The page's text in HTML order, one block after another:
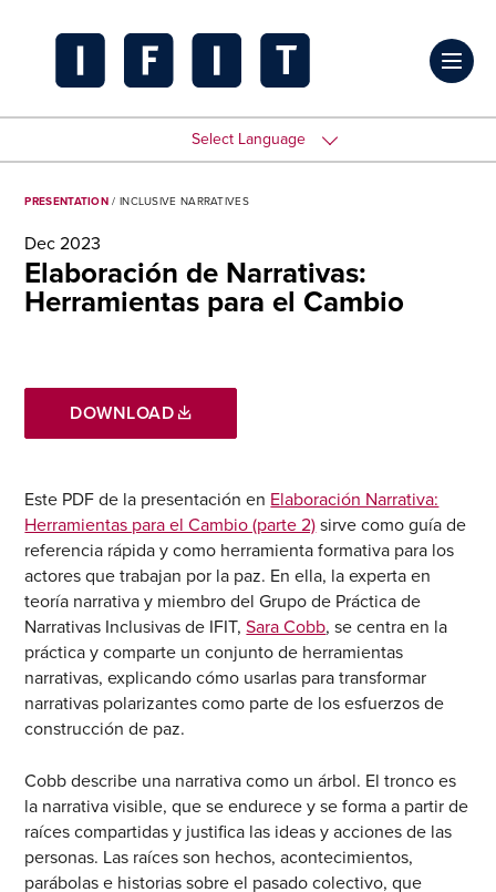
content
Logo
Click
Select Language
PRESENTATION / INCLUSIVE NARRATIVES
Dec 2023
Elaboración de Narrativas:
Herramientas para el Cambio
DOWNLOAD
Este PDF de la presentación en Elaboración Narrativa:
Herramientas para el Cambio (parte 2) sirve como guía de
referencia rápida y como herramienta formativa para los
actores que trabajan por la paz. En ella, la experta en
teoría narrativa y miembro del Grupo de Práctica de
Narrativas Inclusivas de IFIT,Sara Cobb, se centra en la
práctica y comparte un conjunto de herramientas
narrativas, explicando cómo usarlas para transformar
narrativas polarizantes como parte de los esfuerzos de
construcción de paz.
Cobb describe una narrativa como un árbol. El tronco es
la narrativa visible, que se endurece y se forma a partir de
raíces compartidas y justifica las ideas y acciones de las
personas. Las raíces son hechos, acontecimientos,
parábolas e historias sobre el pasado colectivo, que